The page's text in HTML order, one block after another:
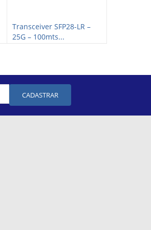
Transceiver SFP28-LR –
25G – 100mts...
CADASTRAR